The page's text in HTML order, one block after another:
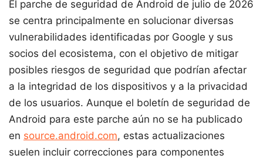
El parche de seguridad de Android de julio de 2026
se centra principalmente en solucionar diversas
vulnerabilidades identificadas por Google y sus
socios del ecosistema, con el objetivo de mitigar
posibles riesgos de seguridad que podrían afectar
a la integridad de los dispositivos y a la privacidad
de los usuarios. Aunque el boletín de seguridad de
Android para este parche aún no se ha publicado
en source.android.com, estas actualizaciones
suelen incluir correcciones para componentes